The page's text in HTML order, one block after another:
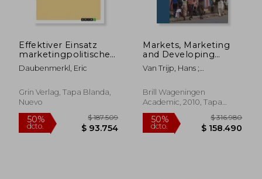
50%
dcto.
$ 300.829 50%
dcto. $
Effektiver Einsatz
marketingpolitischer
Instrumente für
Produkteinführungen:
Konsumgüterindustrie
in Deutschland (en
Daubenmerkl, Eric
Grin Verlag, Tapa Blanda,
Nuevo
Markets, Marketing
and Developing
Countries: Where We
Stand and Where We
Inglés)
Van Trijp, Hans ;
Brill Wageningen
Academic, 2010, Tapa
Blanda, Nuevo